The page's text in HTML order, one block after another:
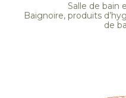
Salle de bain
Baignoire, produits
de